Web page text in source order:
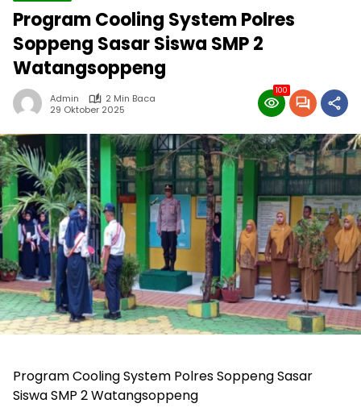
Program Cooling System Polres
Soppeng Sasar Siswa SMP 2
Watangsoppeng
Admin
2 Min Baca
29 Oktober 2025
100
Program Cooling System Polres Soppeng Sasar
Siswa SMP 2 Watangsoppeng